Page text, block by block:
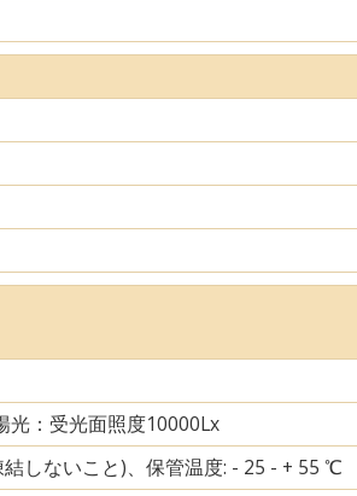
光：受光面照度10000Lx
しないこと)、保管温度: - 25 - + 55 ℃